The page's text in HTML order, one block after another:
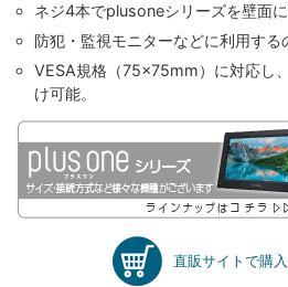
ネジ4本でplusoneシリーズを壁面に
防犯・監視モニターなどに利用する
VESA規格（75×75mm）に対応し
け可能。
直販サイトで購